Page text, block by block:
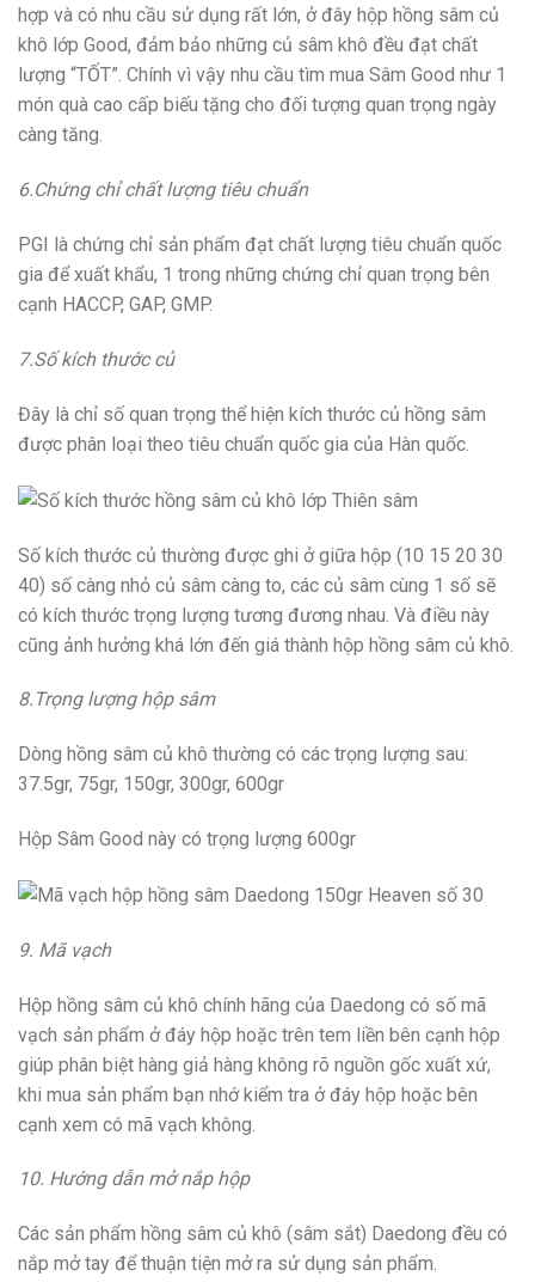
hợp và có nhu cầu sử dụng rất lớn, ở đây hộp hồng sâm củ
khô lớp Good, đảm bảo những củ sâm khô đều đạt chất
lượng “TỐT”. Chính vì vậy nhu cầu tìm mua Sâm Good như 1
món quà cao cấp biếu tặng cho đối tượng quan trọng ngày
càng tăng.
6.Chứng chỉ chất lượng tiêu chuẩn
PGI là chứng chỉ sản phẩm đạt chất lượng tiêu chuẩn quốc
gia để xuất khẩu, 1 trong những chứng chỉ quan trọng bên
cạnh HACCP, GAP, GMP.
7.Số kích thước củ
Đây là chỉ số quan trọng thể hiện kích thước củ hồng sâm
được phân loại theo tiêu chuẩn quốc gia của Hàn quốc.
Số kích thước củ thường được ghi ở giữa hộp (10 15 20 30
40) số càng nhỏ củ sâm càng to, các củ sâm cùng 1 số sẽ
có kích thước trọng lượng tương đương nhau. Và điều này
cũng ảnh hưởng khá lớn đến giá thành hộp hồng sâm củ khô.
8.Trọng lượng hộp sâm
Dòng hồng sâm củ khô thường có các trọng lượng sau:
37.5gr, 75gr, 150gr, 300gr, 600gr
Hộp Sâm Good này có trọng lượng 600gr
9. Mã vạch
Hộp hồng sâm củ khô chính hãng của Daedong có số mã
vạch sản phẩm ở đáy hộp hoặc trên tem liền bên cạnh hộp
giúp phân biệt hàng giả hàng không rõ nguồn gốc xuất xứ,
khi mua sản phẩm bạn nhớ kiểm tra ở đáy hộp hoặc bên
cạnh xem có mã vạch không.
10. Hướng dẫn mở nắp hộp
Các sản phẩm hồng sâm củ khô (sâm sắt) Daedong đều có
nắp mở tay để thuận tiện mở ra sử dụng sản phẩm.